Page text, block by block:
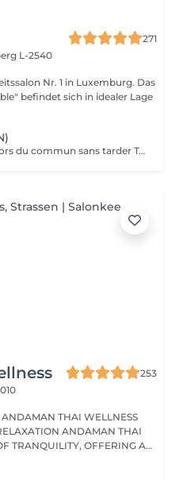
271
L-2540
Nr. 1 in Luxemburg. Das
befindet sich in idealer Lage
Venez découvrir ce massage hors du commun sans tarder Tout d'abord nous utilisons une huile végétale et pure puis nous massons l'ensemble du corps en alternant brosses et pierres. Relaxation assurée ! Le corps est détendu et tonifié.
253
THAI WELLNESS
ANDAMAN THAI
TRANQUILITY, OFFERING A